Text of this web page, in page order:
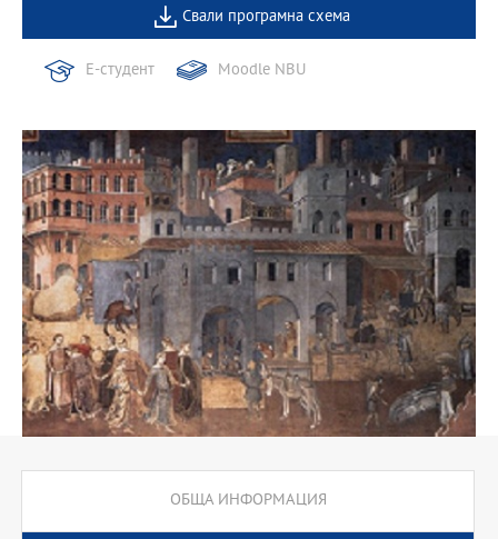
Свали програмна схема
Е-студент Moodle NBU
ОБЩА ИНФОРМАЦИЯ